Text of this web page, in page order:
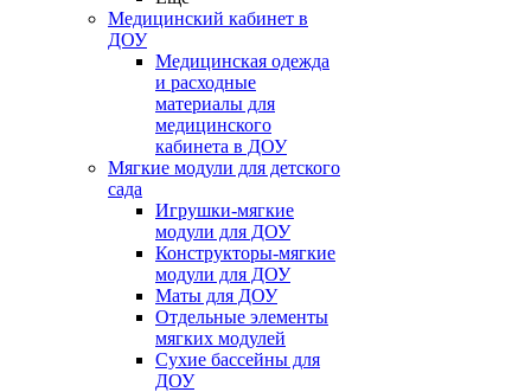
Медицинский кабинет в
ДОУ
Медицинская одежда
и расходные
материалы для
медицинского
кабинета в ДОУ
Мягкие модули для детского
сада
Игрушки-мягкие
модули для ДОУ
Конструкторы-мягкие
модули для ДОУ
Маты для ДОУ
Отдельные элементы
мягких модулей
Сухие бассейны для
ДОУ